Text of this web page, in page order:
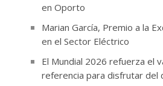
en Oporto
Marian García, Premio a la
en el Sector Eléctrico
El Mundial 2026 refuerza el
referencia para disfrutar del